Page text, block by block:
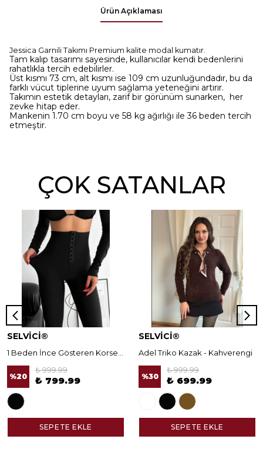
Ürün Açıklaması
Jessica Garnili Takımı Premium kalite modal kumatır.
Tam kalıp tasarımı sayesinde, kullanıcılar kendi bedenlerini
rahatlıkla tercih edebilirler.
Üst kısmı 73 cm, alt kısmı ise 109 cm uzunluğundadır, bu da
farklı vücut tiplerine uyum sağlama yeteneğini artırır.
Takımın estetik detayları, zarif bir görünüm sunarken, her
zevke hitap eder.
Mankenin 1.70 cm boyu ve 58 kg ağırlığı ile 36 beden tercih
etmeştir.
ÇOK SATANLAR
SELVİCİ®
%20
₺ 999.99
₺ 799.99
SEPETE EKLE
SELVİCİ®
Adel Triko Kazak - Kahverengi
%30
₺ 999.99
₺ 699.99
SEPETE EKLE